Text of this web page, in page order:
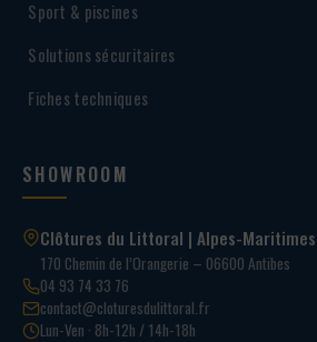
Sport & piscines
Solutions sécuritaires
Fiches techniques
SHOWROOM
Clôtures du Littoral | Alpes-
170 Chemin de l’Orangerie – 06600 Antibes
04 93 74 33 76
contact@cloturesdulittoral.fr
Lun-Ven · 8h-12h / 14h-18h